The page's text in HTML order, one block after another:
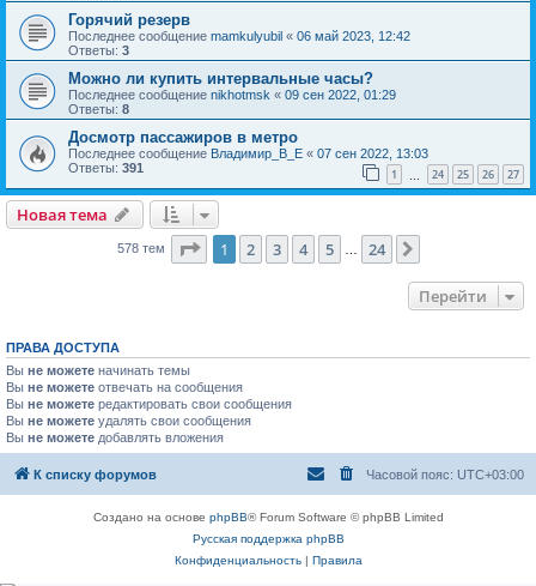
Горячий резерв
Последнее сообщение mamkulyubil « 06 май 2023, 12:42
Ответы: 3
Можно ли купить интервальные часы?
Последнее сообщение nikhotmsk « 09 сен 2022, 01:29
Ответы: 8
Досмотр пассажиров в метро
Последнее сообщение Владимир_В_Е « 07 сен 2022, 13:03
Ответы: 391 1 24 25 26 27
Новая тема
578 тем Страница из 24
1 2 3 4 5 24
Перейти
ПРАВА ДОСТУПА
Вы не можете начинать темы
Вы не можете отвечать на сообщения
Вы не можете редактировать свои сообщения
Вы не можете удалять свои сообщения
Вы не можете добавлять вложения
К списку форумов Часовой пояс: UTC+03:00
Создано на основе phpBB® Forum Software © phpBB Limited
Русская поддержка phpBB
Конфиденциальность| Правила